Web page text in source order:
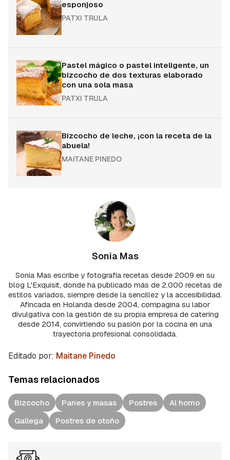
esponjoso
PATXI TRULA
Pastel mágico o pastel inteligente, un
bizcocho de dos texturas elaborado
con una sola masa
PATXI TRULA
Bizcocho de leche, ¡con la receta de la
abuela!
MAITANE PINEDO
Sonia Mas
Sonia Mas escribe y fotografía recetas desde 2009 en su
blog L'Exquisit, donde ha publicado más de 2.000 recetas de
estilos variados, siempre desde la sencillez y la accesibilidad.
Afincada en Holanda desde 2004, compagina su labor
divulgativa con la gestión de su propia empresa de catering
desde 2014, convirtiendo su pasión por la cocina en una
trayectoria profesional consolidada.
Editado por: Maitane Pinedo
Temas relacionados
Bizcocho Panes y masas Postres
Al horno
Gallega
Postres de otoño